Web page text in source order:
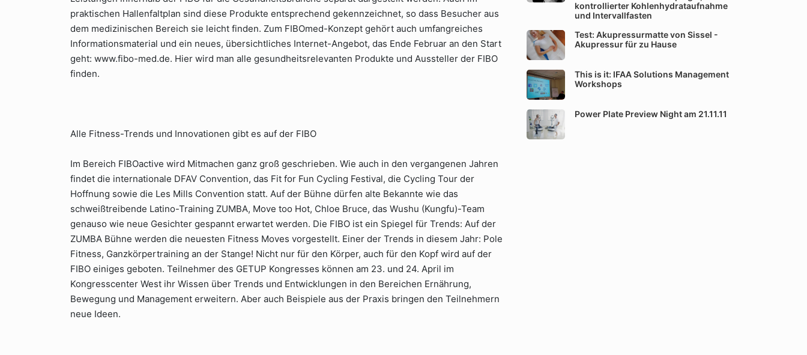
praktischen Hallenfaltplan sind diese Produkte entsprechend gekennzeichnet, so dass Besucher aus
dem medizinischen Bereich sie leicht finden. Zum FIBOmed-Konzept gehört auch umfangreiches
Informationsmaterial und ein neues, übersichtliches Internet-Angebot, das Ende Februar an den Start
geht: www.fibo-med.de. Hier wird man alle gesundheitsrelevanten Produkte und Aussteller der FIBO
finden.
Alle Fitness-Trends und Innovationen gibt es auf der FIBO
Im Bereich FIBOactive wird Mitmachen ganz groß geschrieben. Wie auch in den vergangenen Jahren
findet die internationale DFAV Convention, das Fit for Fun Cycling Festival, die Cycling Tour der
Hoffnung sowie die Les Mills Convention statt. Auf der Bühne dürfen alte Bekannte wie das
schweißtreibende Latino-Training ZUMBA, Move too Hot, Chloe Bruce, das Wushu (Kungfu)-Team
genauso wie neue Gesichter gespannt erwartet werden. Die FIBO ist ein Spiegel für Trends: Auf der
ZUMBA Bühne werden die neuesten Fitness Moves vorgestellt. Einer der Trends in diesem Jahr: Pole
Fitness, Ganzkörpertraining an der Stange! Nicht nur für den Körper, auch für den Kopf wird auf der
FIBO einiges geboten. Teilnehmer des GETUP Kongresses können am 23. und 24. April im
Kongresscenter West ihr Wissen über Trends und Entwicklungen in den Bereichen Ernährung,
Bewegung und Management erweitern. Aber auch Beispiele aus der Praxis bringen den Teilnehmern
neue Ideen.
kontrollierter Kohlenhydrataufnahme
und Intervallfasten
Test: Akupressurmatte von Sissel -
Akupressur für zu Hause
This is it: IFAA Solutions Management
Workshops
Power Plate Preview Night am 21.11.11